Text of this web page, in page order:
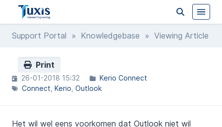
Support Portal » Knowledgebase » Viewing Article
Print
26-01-2018 15:32
Kerio Connect
Connect Kerio Outlook
Het wil wel eens voorkomen dat Outlook niet wil